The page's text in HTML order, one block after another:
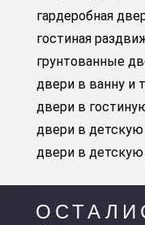
гардеробная
гостиная
грунтованные
двери в ванну и
двери в
двери в детскую
двери в